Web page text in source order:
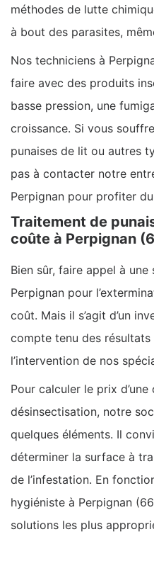
méthodes de lutte
à bout des parasites,
Nos techniciens à
faire avec des produits
basse pression, une
croissance. Si vous
punaises de lit ou autres
pas à contacter notre
Perpignan pour profiter
Traitement de
coûte à Perpignan
Bien sûr, faire appel à
Perpignan pour
coût. Mais il s’agit d’un
compte tenu des
l’intervention de nos
Pour calculer le prix
désinsectisation, notre
quelques éléments. Il
déterminer la surface à
de l’infestation. En
hygiéniste à Perpignan
solutions les plus